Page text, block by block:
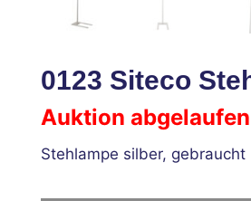
0123 Siteco
Auktion abgelaufen
Stehlampe silber, gebraucht